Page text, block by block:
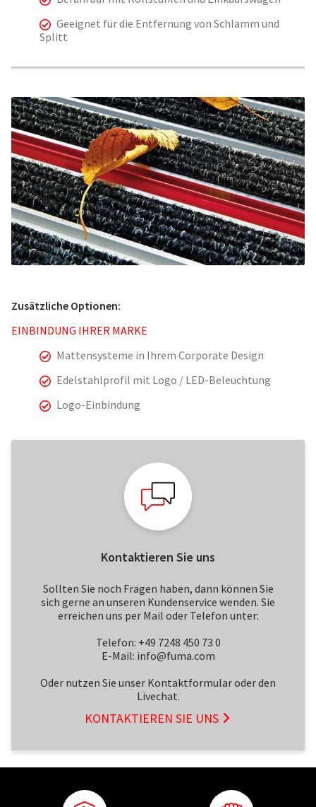
Geeignet für die Entfernung von Schlamm und
Splitt
Zusätzliche Optionen:
EINBINDUNG IHRER MARKE
Mattensysteme in Ihrem Corporate Design
Edelstahlprofil mit Logo / LED-Beleuchtung
Logo-Einbindung
Kontaktieren Sie uns
Sollten Sie noch Fragen haben, dann können Sie
sich gerne an unseren Kundenservice wenden. Sie
erreichen uns per Mail oder Telefon unter:
Telefon: +49 7248 450 73 0
E-Mail: info@fuma.com
Oder nutzen Sie unser Kontaktformular oder den
Livechat.
KONTAKTIEREN SIE UNS